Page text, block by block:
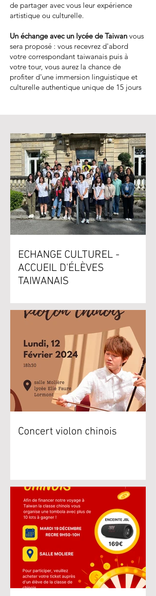
de partager avec vous leur expérience
artistique ou culturelle.
Un échange avec un lycée de Taiwan vous
sera proposé : vous recevrez d'abord
votre correspondant taiwanais puis à
votre tour, vous aurez la chance de
profiter d'une immersion linguistique et
culturelle authentique unique de 15 jours
ECHANGE CULTUREL -
ACCUEIL D'ÉLÈVES
TAIWANAIS
Concert violon chinois